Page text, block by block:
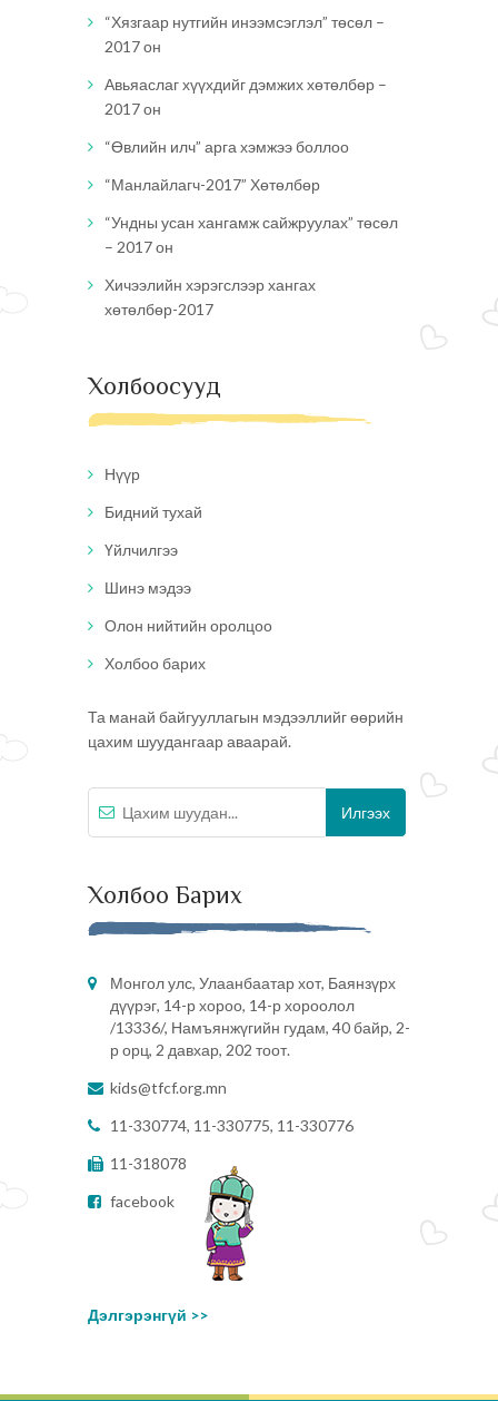
“Хязгаар нутгийн инээмсэглэл” төсөл –
2017 он
Авьяаслаг хүүхдийг дэмжих хөтөлбөр –
2017 он
“Өвлийн илч” арга хэмжээ боллоо
“Манлайлагч-2017” Хөтөлбөр
“Ундны усан хангамж сайжруулах” төсөл
– 2017 он
Хичээлийн хэрэгслээр хангах
хөтөлбөр-2017
Холбоосууд
Нүүр
Бидний тухай
Үйлчилгээ
Шинэ мэдээ
Олон нийтийн оролцоо
Холбоо барих
Та манай байгууллагын мэдээллийг өөрийн
цахим шуудангаар аваарай.
Холбоо Барих
Монгол улс, Улаанбаатар хот, Баянзүрх
дүүрэг, 14-р хороо, 14-р хороолол
/13336/, Намъянжүгийн гудам, 40 байр, 2-
р орц, 2 давхар, 202 тоот.
kids@tfcf.org.mn
11-330774, 11-330775, 11-330776
11-318078
facebook
Дэлгэрэнгүй >>